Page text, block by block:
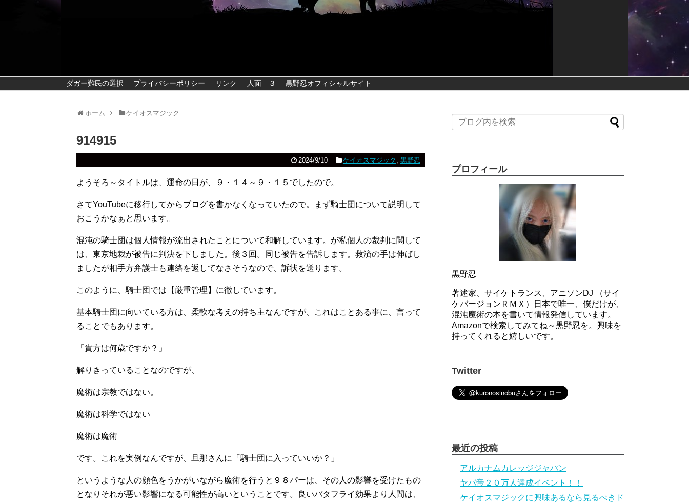
ダガー難民の選択 プライバシーポリシー リンク 人面 ３ 黒野忍オフィシャルサイト
ホーム ケイオスマジック
914915
2024/9/10 ケイオスマジック , 黒野忍
ようそろ～タイトルは、運命の日が、９・１４～９・１５でしたので。
さてYouTubeに移行してからブログを書かなくなっていたので。まず騎士団について説明して
おこうかなぁと思います。
混沌の騎士団は個人情報が流出されたことについて和解しています。が私個人の裁判に関して
は、東京地裁が被告に判決を下しました。後３回。同じ被告を告訴します。救済の手は伸ばし
ましたが相手方弁護士も連絡を返してなさそうなので、訴状を送ります。
このように、騎士団では【厳重管理】に徹しています。
基本騎士団に向いている方は、柔軟な考えの持ち主なんですが、これはことある事に、言って
ることでもあります。
「貴方は何歳ですか？」
解りきっていることなのですが、
魔術は宗教ではない。
魔術は科学ではない
魔術は魔術
です。これを実例なんですが、旦那さんに「騎士団に入っていいか？」
というような人の顔色をうかがいながら魔術を行うと９８パーは、その人の影響を受けたもの
となりそれが悪い影響になる可能性が高いということです。良いバタフライ効果より人間は、
プロフィール
黒野忍
著述家、サイケトランス、アニソンDJ （サイ
ケバージョンＲＭＸ）日本で唯一、僕だけが、
混沌魔術の本を書いて情報発信しています。
Amazonで検索してみてね～黒野忍を。興味を
持ってくれると嬉しいです。
Twitter
最近の投稿
アルカナムカレッジジャパン
ヤバ帝２０万人達成イベント！！
ケイオスマジックに興味あるなら見るべきド